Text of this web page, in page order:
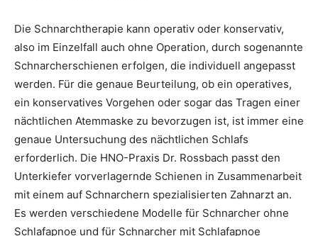
Die Schnarchtherapie kann operativ oder konservativ,
also im Einzelfall auch ohne Operation, durch sogenannte
Schnarcherschienen erfolgen, die individuell angepasst
werden. Für die genaue Beurteilung, ob ein operatives,
ein konservatives Vorgehen oder sogar das Tragen einer
nächtlichen Atemmaske zu bevorzugen ist, ist immer eine
genaue Untersuchung des nächtlichen Schlafs
erforderlich. Die HNO-Praxis Dr. Rossbach passt den
Unterkiefer vorverlagernde Schienen in Zusammenarbeit
mit einem auf Schnarchern spezialisierten Zahnarzt an.
Es werden verschiedene Modelle für Schnarcher ohne
Schlafapnoe und für Schnarcher mit Schlafapnoe